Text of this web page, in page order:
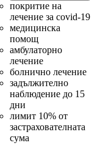
покритие на
лечение за covid-19
медицинска
помощ
амбулаторно
лечение
болнично лечение
задължително
наблюдение до 15
дни
лимит 10% от
застрахователната
сума